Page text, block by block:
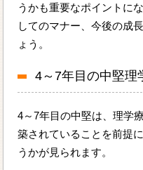
うかも重要なポイントに
してのマナー、今後の成
ょう。
4～7年目の中堅理
4～7年目の中堅は、理学
築されていることを前提に
うかが見られます。